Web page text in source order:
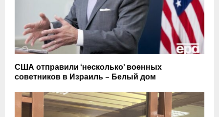
США отправили ‘несколько’ военных
советников в Израиль – Белый дом